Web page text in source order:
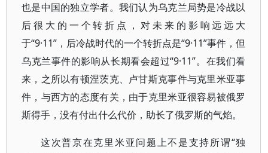
也是中国的独立学者。我们认为乌克兰局势是冷战以
后很大的一个转折点，对未来的影响远远大
于“9·11”，后冷战时代的一个转折点是“9·11”事件，但
乌克兰事件的影响从长期看会超过“9·11”。在我们看
来，之所以有顿涅茨克、卢甘斯克事件与克里米亚事
件，与西方的态度有关，由于克里米亚很容易被俄罗
斯得手，没有付出什么代价，助长了俄罗斯的气焰。
这次普京在克里米亚问题上不是支持所谓“独